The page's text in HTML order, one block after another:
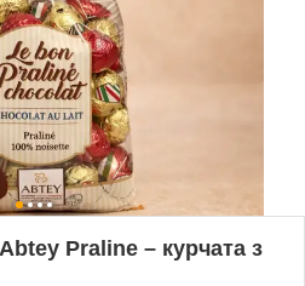
Praline – курчата з